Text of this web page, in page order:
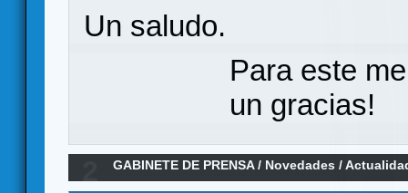
Un saludo.
Para este
un gracias!
GABINETE DE PRENSA/ Novedades /
Sandbox de la era Colonial Kickstarter 1 de